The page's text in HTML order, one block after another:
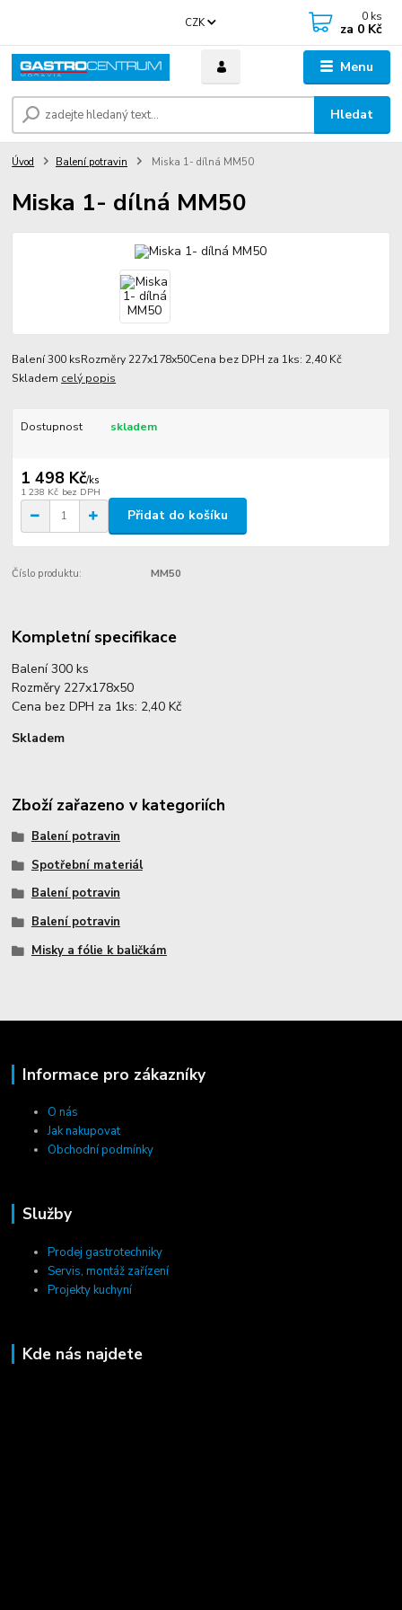
Menu
CZK
Hledat
0 ks
za 0 Kč
Úvod Balení potravin Miska 1- dílná MM50
Miska 1- dílná MM50
Balení 300 ksRozměry 227x178x50Cena bez DPH za 1ks: 2,40 Kč
Skladem celý popis
Dostupnost skladem
1 498 Kč/ks
1 238 Kč bez DPH
Přidat do košíku
Číslo produktu: MM50
Kompletní specifikace
Balení 300 ks
Rozměry 227x178x50
Cena bez DPH za 1ks: 2,40 Kč
Skladem
Zboží zařazeno v kategoriích
Balení potravin
Spotřební materiál
Balení potravin
Balení potravin
Misky a fólie k baličkám
Informace pro zákazníky
O nás
Jak nakupovat
Obchodní podmínky
Služby
Prodej gastrotechniky
Servis, montáž zařízení
Projekty kuchyní
Kde nás najdete